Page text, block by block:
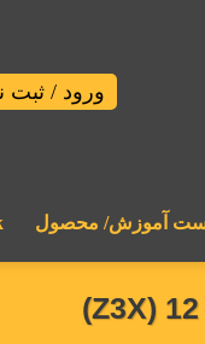
ورود / ثبت
آموزش/ محصول